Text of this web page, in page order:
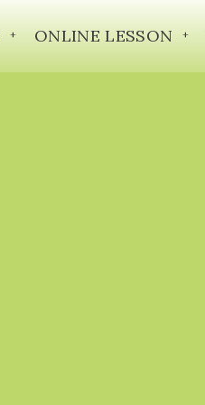
ONLINE LESSON